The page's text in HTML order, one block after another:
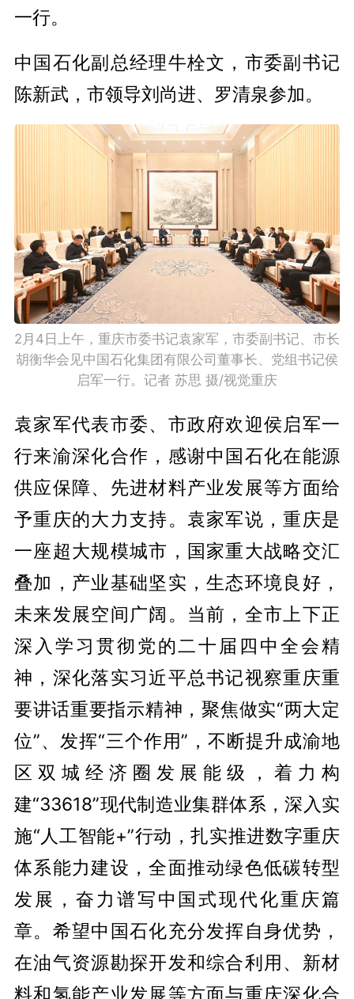
一行。
中国石化副总经理牛栓文，市委副书记
陈新武，市领导刘尚进、罗清泉参加。
2月4日上午，重庆市委书记袁家军，市委副书记、市长
胡衡华会见中国石化集团有限公司董事长、党组书记侯
启军一行。记者 苏思 摄/视觉重庆
袁家军代表市委、市政府欢迎侯启军一
行来渝深化合作，感谢中国石化在能源
供应保障、先进材料产业发展等方面给
予重庆的大力支持。袁家军说，重庆是
一座超大规模城市，国家重大战略交汇
叠加，产业基础坚实，生态环境良好，
未来发展空间广阔。当前，全市上下正
深入学习贯彻党的二十届四中全会精
神，深化落实习近平总书记视察重庆重
要讲话重要指示精神，聚焦做实“两大定
位”、发挥“三个作用”，不断提升成渝地
区双城经济圈发展能级，着力构
建“33618”现代制造业集群体系，深入实
施“人工智能+”行动，扎实推进数字重庆
体系能力建设，全面推动绿色低碳转型
发展，奋力谱写中国式现代化重庆篇
章。希望中国石化充分发挥自身优势，
在油气资源勘探开发和综合利用、新材
料和氢能产业发展等方面与重庆深化合